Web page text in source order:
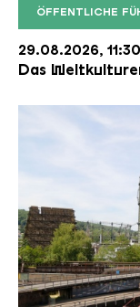
ÖFFENTLICHE
Der
Copyright:
29.08.2026,
Das